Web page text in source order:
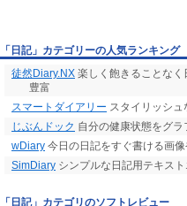
「日記」カテゴリーの人気ランキング
徒然Diary.NX 楽しく飽きることな
豊富
スマートダイアリー スタイリッシ
じぶんドック 自分の健康状態をグラ
wDiary 今日の日記をすぐ書ける画
SimDiary シンプルな日記用テキスト
「日記」カテゴリのソフトレビュー